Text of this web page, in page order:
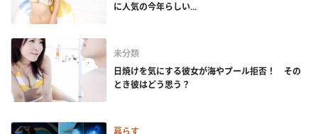
に人気の今年らしい...
未分類
日焼けを気にする彼女が海やプール拒否！ その
とき彼はどう思う？
暮らす